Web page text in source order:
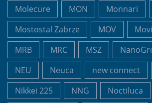
Molecure
MON Monnari
Mostostal Zabrze
MOV
MRB
MRC MSZ
NEU
Neuca new connect
Nikkei 225
NNG
Noctiluca